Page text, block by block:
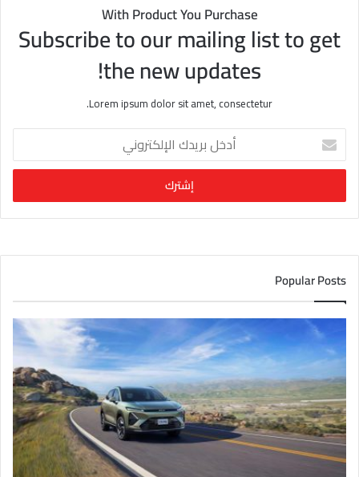
With Product You Purchase
Subscribe to our mailing list to get
the new updates!
Lorem ipsum dolor sit amet, consectetur.
خ
ب
ر
د
ا
ل
إ
ل
ك
ت
ر
و
ن
ي
Popular Posts